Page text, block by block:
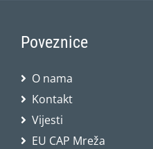
Poveznice
O nama
Kontakt
Vijesti
EU CAP Mreža